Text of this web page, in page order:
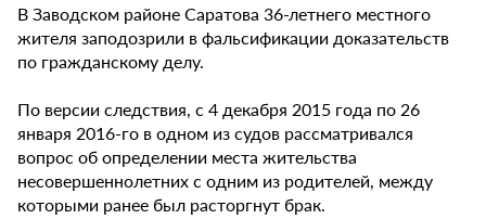
В Заводском районе Саратова 36-летнего местного
жителя заподозрили в фальсификации доказательств
по гражданскому делу.
По версии следствия, с 4 декабря 2015 года по 26
января 2016-го в одном из судов рассматривался
вопрос об определении места жительства
несовершеннолетних с одним из родителей, между
которыми ранее был расторгнут брак.